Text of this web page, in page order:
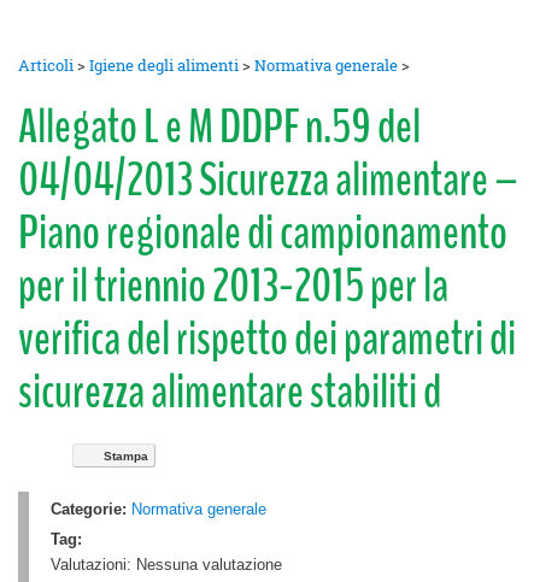
Articoli>Igiene degli alimenti>Normativa generale>
Allegato L e M DDPF n.59 del
04/04/2013 Sicurezza alimentare –
Piano regionale di campionamento
per il triennio 2013-2015 per la
verifica del rispetto dei parametri di
sicurezza alimentare stabiliti d
Stampa
Categorie: Normativa generale
Tag:
Valutazioni: Nessuna valutazione